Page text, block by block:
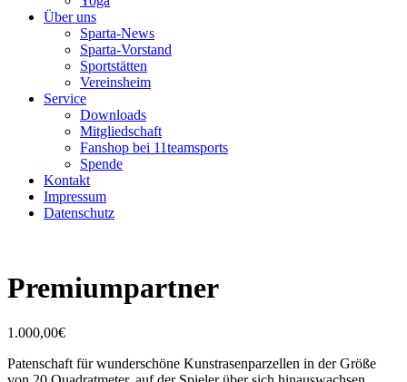
Über uns
Sparta-News
Sparta-Vorstand
Sportstätten
Vereinsheim
Service
Downloads
Mitgliedschaft
Fanshop bei 11teamsports
Spende
Kontakt
Impressum
Datenschutz
Premiumpartner
1.000,00€
Patenschaft für wunderschöne Kunstrasenparzellen in der Größe